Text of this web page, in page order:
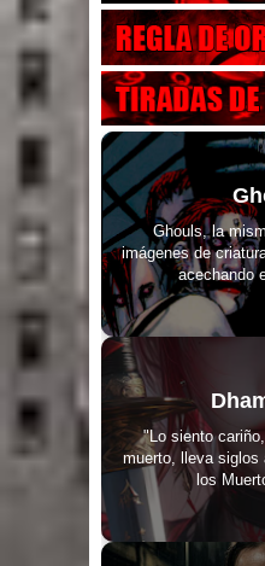
Ghouls, la
imágenes de
acechando
"Lo siento
muerto, lleva siglos
los